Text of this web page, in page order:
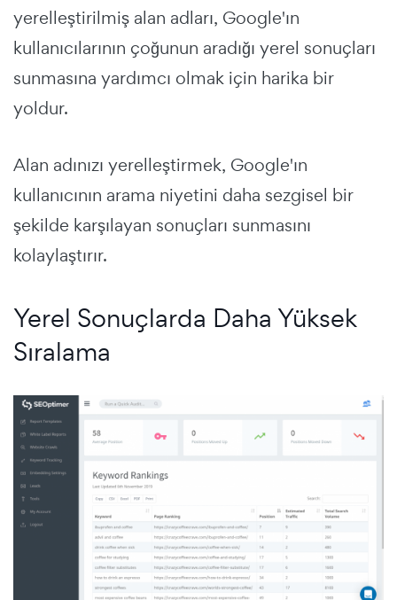
yerelleştirilmiş alan adları, Google'ın
kullanıcılarının çoğunun aradığı yerel sonuçları
sunmasına yardımcı olmak için harika bir
yoldur.
Alan adınızı yerelleştirmek, Google'ın
kullanıcının arama niyetini daha sezgisel bir
şekilde karşılayan sonuçları sunmasını
kolaylaştırır.
Yerel Sonuçlarda Daha Yüksek
Sıralama